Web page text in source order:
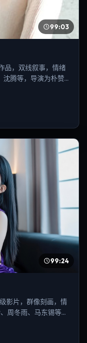
99:03
品，双线叙事，情绪
沈腾等，导演为朴赞
99:24
影片，群像刻画，情
周冬雨、马东锡等，